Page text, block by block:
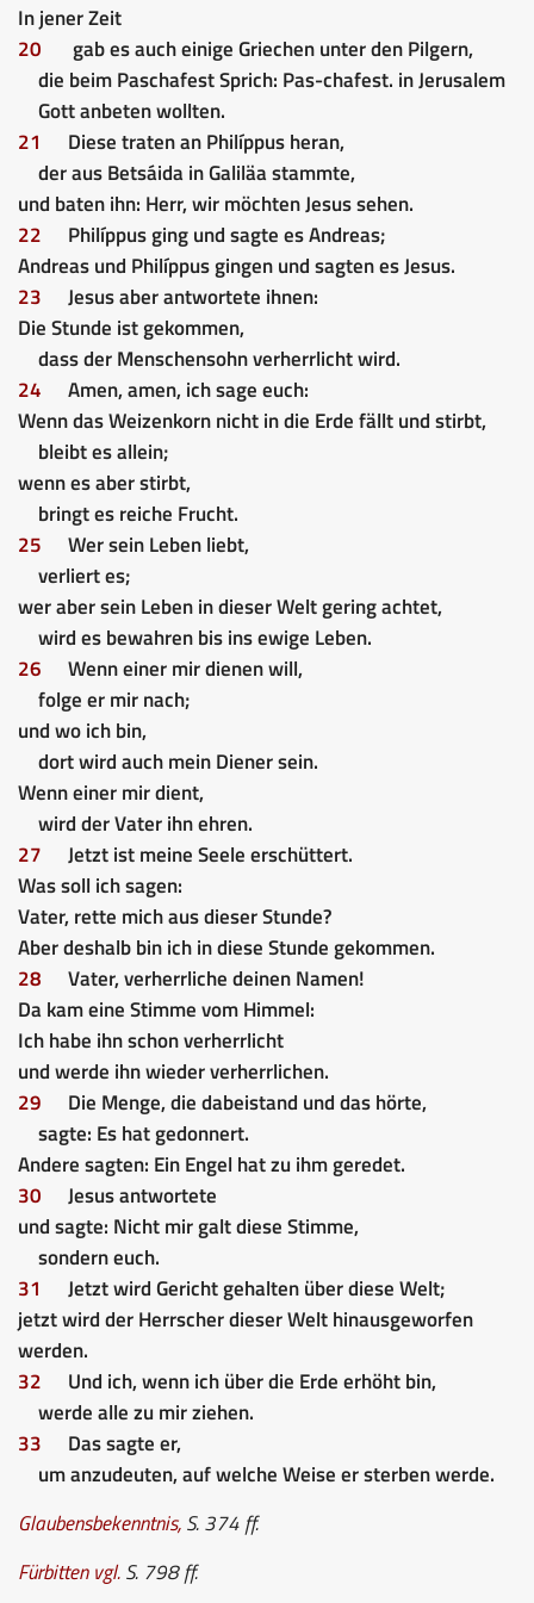
In jener Zeit
20
gab es auch einige Griechen unter den Pilgern,
die beim Paschafest Sprich: Pas-chafest. in Jerusalem
Gott anbeten wollten.
21
Diese traten an Philíppus heran,
der aus Betsáida in Galiläa stammte,
und baten ihn: Herr, wir möchten Jesus sehen.
22
Philíppus ging und sagte es Andreas;
Andreas und Philíppus gingen und sagten es Jesus.
23
Jesus aber antwortete ihnen:
Die Stunde ist gekommen,
dass der Menschensohn verherrlicht wird.
24
Amen, amen, ich sage euch:
Wenn das Weizenkorn nicht in die Erde fällt und stirbt,
bleibt es allein;
wenn es aber stirbt,
bringt es reiche Frucht.
25
Wer sein Leben liebt,
verliert es;
wer aber sein Leben in dieser Welt gering achtet,
wird es bewahren bis ins ewige Leben.
26
Wenn einer mir dienen will,
folge er mir nach;
und wo ich bin,
dort wird auch mein Diener sein.
Wenn einer mir dient,
wird der Vater ihn ehren.
27
Jetzt ist meine Seele erschüttert.
Was soll ich sagen:
Vater, rette mich aus dieser Stunde?
Aber deshalb bin ich in diese Stunde gekommen.
28
Vater, verherrliche deinen Namen!
Da kam eine Stimme vom Himmel:
Ich habe ihn schon verherrlicht
und werde ihn wieder verherrlichen.
29
Die Menge, die dabeistand und das hörte,
sagte: Es hat gedonnert.
Andere sagten: Ein Engel hat zu ihm geredet.
30
Jesus antwortete
und sagte: Nicht mir galt diese Stimme,
sondern euch.
31
Jetzt wird Gericht gehalten über diese Welt;
jetzt wird der Herrscher dieser Welt hinausgeworfen
werden.
32
Und ich, wenn ich über die Erde erhöht bin,
werde alle zu mir ziehen.
33
Das sagte er,
um anzudeuten, auf welche Weise er sterben werde.
Glaubensbekenntnis,S. 374 ff.
Fürbittenvgl.S. 798 ff.